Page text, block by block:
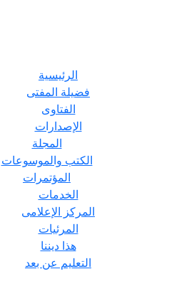
الرئيسية
فضيلة المفتى
الفتاوى
الإصدارات
المجلة
الكتب والموسوعات
المؤتمرات
الخدمات
المركز الإعلامى
المرئيات
هذا ديننا
التعليم عن بعد